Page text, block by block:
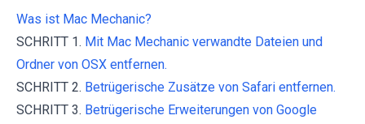
Was ist Mac Mechanic?
SCHRITT 1. Mit Mac Mechanic verwandte Dateien und
Ordner von OSX entfernen.
SCHRITT 2. Betrügerische Zusätze von Safari entfernen.
SCHRITT 3. Betrügerische Erweiterungen von Google